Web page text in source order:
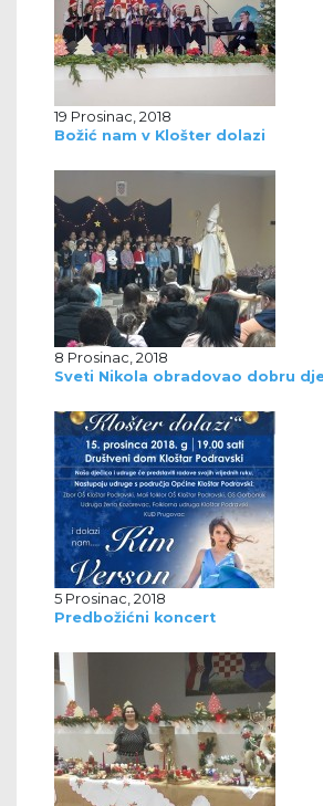
19 Prosinac, 2018
Božić nam v Klošter dolazi
8 Prosinac, 2018
Sveti Nikola obradovao dobru
5 Prosinac, 2018
Predbožićni koncert